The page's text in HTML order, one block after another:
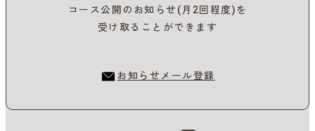
コース公開のお知らせ(月2回程度)を
受け取ることができます
お知らせメール登録